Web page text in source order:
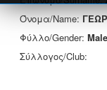
Όνομα/Name:
Φύλλο/Gender: Male
Σύλλογος/Club: